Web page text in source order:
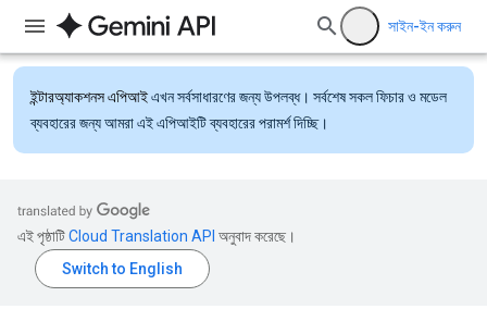
সাইন-ইন করুন
ইন্টারঅ্যাকশনস এপিআইএখন সর্বসাধারণের জন্য উপলব্ধ। সর্বশেষ সকল ফিচার ও মডেল
ব্যবহারের জন্য আমরা এই এপিআইটি ব্যবহারের পরামর্শ দিচ্ছি।
এই পৃষ্ঠাটিCloud Translation API অনুবাদ করেছে।